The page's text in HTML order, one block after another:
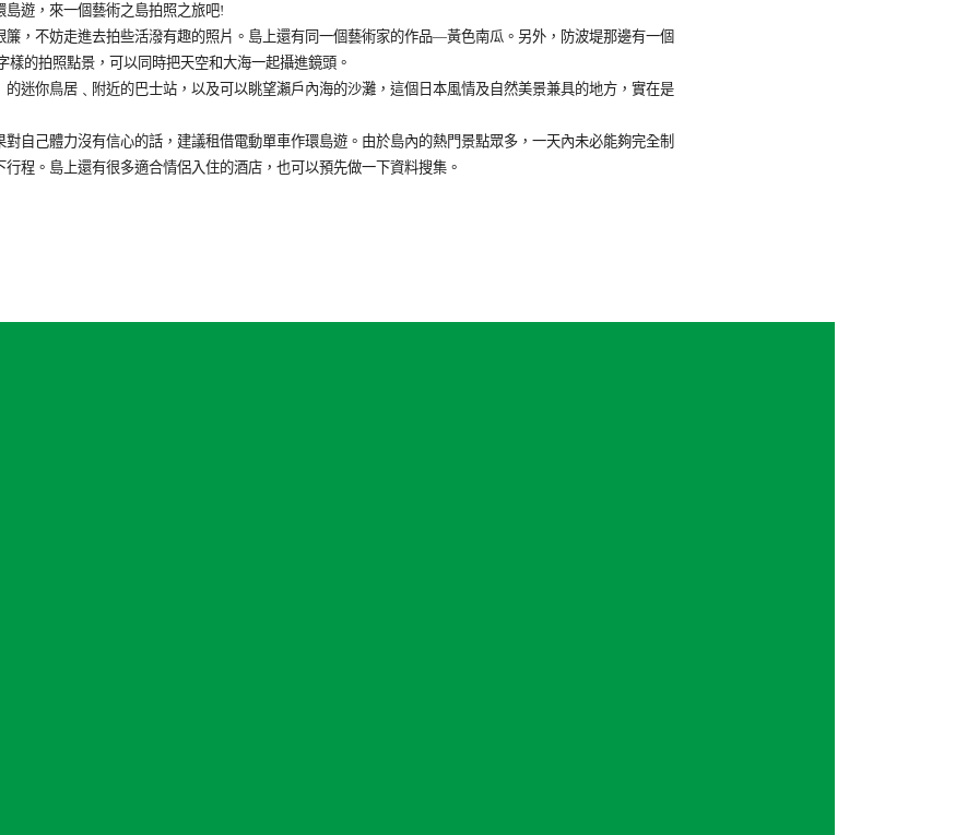
遊，來一個藝術之島拍照之旅吧!
簾，不妨走進去拍些活潑有趣的照片。島上還有同一個藝術家的作品—黃色南瓜。另外，防波堤那邊有一個
樣的拍照點景，可以同時把天空和大海一起攝進鏡頭。
迷你鳥居﹑附近的巴士站，以及可以眺望瀨戶內海的沙灘，這個日本風情及自然美景兼具的地方，實在是
自己體力沒有信心的話，建議租借電動單車作環島遊。由於島內的熱門景點眾多，一天內未必能夠完全制
程。島上還有很多適合情侶入住的酒店，也可以預先做一下資料搜集。